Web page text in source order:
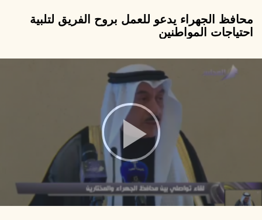
محافظ الجهراء يدعو للعمل بروح الفريق لتلبية
احتياجات المواطنين